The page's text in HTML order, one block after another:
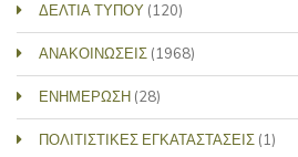
ΔΕΛΤΙΑ ΤΥΠΟΥ (120)
ΑΝΑΚΟΙΝΩΣΕΙΣ (1968)
ΕΝΗΜΕΡΩΣΗ (28)
ΠΟΛΙΤΙΣΤΙΚΕΣ ΕΓΚΑΤΑΣΤΑΣΕΙΣ (1)